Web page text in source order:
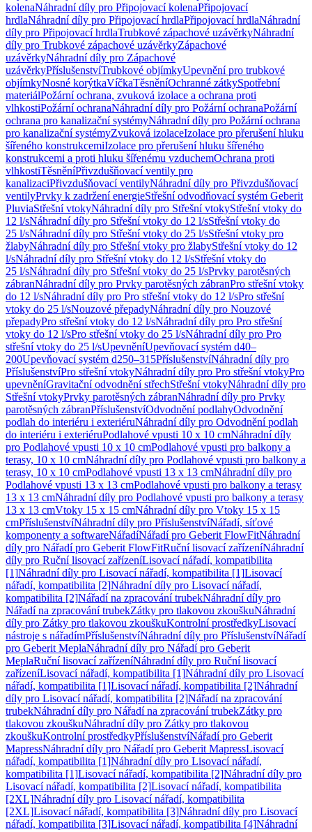
kolenaNáhradní díly pro Připojovací kolenaPřipojovací
hrdlaNáhradní díly pro Připojovací hrdlaPřipojovací hrdlaNáhradní
díly pro Připojovací hrdlaTrubkové zápachové uzávěrkyNáhradní
díly pro Trubkové zápachové uzávěrkyZápachové
uzávěrkyNáhradní díly pro Zápachové
uzávěrkyPříslušenstvíTrubkové objímkyUpevnění pro trubkové
objímkyNosné korýtkaVíčkaTěsněníOchranné zátkySpotřební
materiálPožární ochrana, zvuková izolace a ochrana proti
vlhkostiPožární ochranaNáhradní díly pro Požární ochranaPožární
ochrana pro kanalizační systémyNáhradní díly pro Požární ochrana
pro kanalizační systémyZvuková izolaceIzolace pro přerušení hluku
šířeného konstrukcemiIzolace pro přerušení hluku šířeného
konstrukcemi a proti hluku šířenému vzduchemOchrana proti
vlhkostiTěsněníPřivzdušňovací ventily pro
kanalizaciPřivzdušňovací ventilyNáhradní díly pro Přivzdušňovací
ventilyPrvky k zadržení energieStřešní odvodňovací systém Geberit
PluviaStřešní vtokyNáhradní díly pro Střešní vtokyStřešní vtoky do
12 l/sNáhradní díly pro Střešní vtoky do 12 l/sStřešní vtoky do
25 l/sNáhradní díly pro Střešní vtoky do 25 l/sStřešní vtoky pro
žlabyNáhradní díly pro Střešní vtoky pro žlabyStřešní vtoky do 12
l/sNáhradní díly pro Střešní vtoky do 12 l/sStřešní vtoky do
25 l/sNáhradní díly pro Střešní vtoky do 25 l/sPrvky parotěsných
zábranNáhradní díly pro Prvky parotěsných zábranPro střešní vtoky
do 12 l/sNáhradní díly pro Pro střešní vtoky do 12 l/sPro střešní
vtoky do 25 l/sNouzové přepadyNáhradní díly pro Nouzové
přepadyPro střešní vtoky do 12 l/sNáhradní díly pro Pro střešní
vtoky do 12 l/sPro střešní vtoky do 25 l/sNáhradní díly pro Pro
střešní vtoky do 25 l/sUpevněníUpevňovací systém d40–
200Upevňovací systém d250–315PříslušenstvíNáhradní díly pro
PříslušenstvíPro střešní vtokyNáhradní díly pro Pro střešní vtokyPro
upevněníGravitační odvodnění střechStřešní vtokyNáhradní díly pro
Střešní vtokyPrvky parotěsných zábranNáhradní díly pro Prvky
parotěsných zábranPříslušenstvíOdvodnění podlahyOdvodnění
podlah do interiéru i exteriéruNáhradní díly pro Odvodnění podlah
do interiéru i exteriéruPodlahové vpusti 10 x 10 cmNáhradní díly
pro Podlahové vpusti 10 x 10 cmPodlahové vpusti pro balkony a
terasy, 10 x 10 cmNáhradní díly pro Podlahové vpusti pro balkony a
terasy, 10 x 10 cmPodlahové vpusti 13 x 13 cmNáhradní díly pro
Podlahové vpusti 13 x 13 cmPodlahové vpusti pro balkony a terasy
13 x 13 cmNáhradní díly pro Podlahové vpusti pro balkony a terasy
13 x 13 cmVtoky 15 x 15 cmNáhradní díly pro Vtoky 15 x 15
cmPříslušenstvíNáhradní díly pro PříslušenstvíNářadí, síťové
komponenty a softwareNářadíNářadí pro Geberit FlowFitNáhradní
díly pro Nářadí pro Geberit FlowFitRuční lisovací zařízeníNáhradní
díly pro Ruční lisovací zařízeníLisovací nářadí, kompatibilita
[1]Náhradní díly pro Lisovací nářadí, kompatibilita [1]Lisovací
nářadí, kompatibilita [2]Náhradní díly pro Lisovací nářadí,
kompatibilita [2]Nářadí na zpracování trubekNáhradní díly pro
Nářadí na zpracování trubekZátky pro tlakovou zkouškuNáhradní
díly pro Zátky pro tlakovou zkouškuKontrolní prostředkyLisovací
nástroje s nářadímPříslušenstvíNáhradní díly pro PříslušenstvíNářadí
pro Geberit MeplaNáhradní díly pro Nářadí pro Geberit
MeplaRuční lisovací zařízeníNáhradní díly pro Ruční lisovací
zařízeníLisovací nářadí, kompatibilita [1]Náhradní díly pro Lisovací
nářadí, kompatibilita [1]Lisovací nářadí, kompatibilita [2]Náhradní
díly pro Lisovací nářadí, kompatibilita [2]Nářadí na zpracování
trubekNáhradní díly pro Nářadí na zpracování trubekZátky pro
tlakovou zkouškuNáhradní díly pro Zátky pro tlakovou
zkouškuKontrolní prostředkyPříslušenstvíNářadí pro Geberit
MapressNáhradní díly pro Nářadí pro Geberit MapressLisovací
nářadí, kompatibilita [1]Náhradní díly pro Lisovací nářadí,
kompatibilita [1]Lisovací nářadí, kompatibilita [2]Náhradní díly pro
Lisovací nářadí, kompatibilita [2]Lisovací nářadí, kompatibilita
[2XL]Náhradní díly pro Lisovací nářadí, kompatibilita
[2XL]Lisovací nářadí, kompatibilita [3]Náhradní díly pro Lisovací
nářadí, kompatibilita [3]Lisovací nářadí, kompatibilita [4]Náhradní